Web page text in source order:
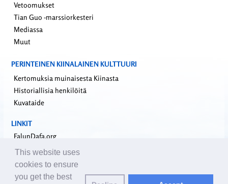
Vetoomukset
Tian Guo -marssiorkesteri
Mediassa
Muut
PERINTEINEN KIINALAINEN KULTTUURI
Kertomuksia muinaisesta Kiinasta
Historiallisia henkilöitä
Kuvataide
LINKIT
FalunDafa.org
Falun Dafa -informaatiokeskus
Minghui.org
Riippumaton tutkimusraportti sisäelinryöstöistä
This website uses
cookies to ensure
you get the best